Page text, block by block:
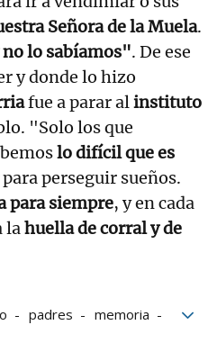
Señora de la Muela.
lo sabíamos". De ese
y donde lo hizo
fue a parar alinstituto
"Solo los que
lo difícil que es
para perseguir sueños.
para siempre, y en cada
lahuella de corral y de
padres
memoria